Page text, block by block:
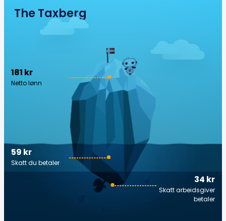
The Taxberg
181 kr
Netto lønn
34 kr
Skatt arbeidsgiver
betaler
59 kr
Skatt du betaler